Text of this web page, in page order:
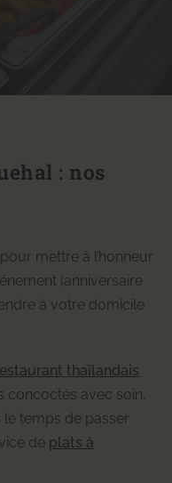
: nos
mettre à l’honneur
(anniversaire
à votre domicile
thaïlandais
concoctés avec soin.
le temps de passer
de plats à